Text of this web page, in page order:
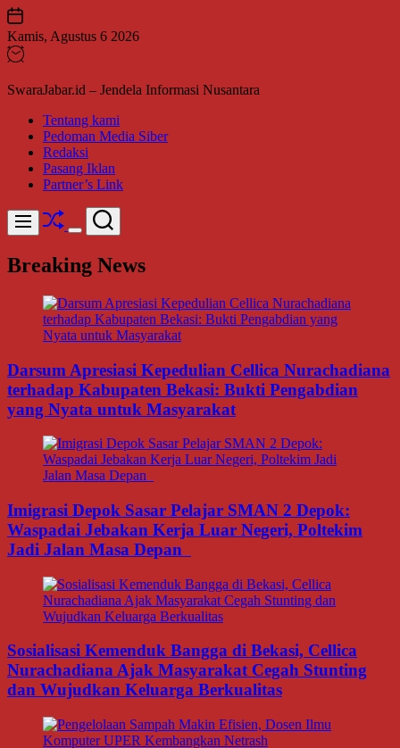
Skip
to
content
Kamis, Agustus 6 2026
SwaraJabar.id – Jendela Informasi Nusantara
Tentang kami
Pedoman Media Siber
Redaksi
Pasang Iklan
Partner’s Link
Menu Shuffle
Switch
mode
Search
Breaking News
Darsum Apresiasi Kepedulian Cellica Nurachadiana
terhadap Kabupaten Bekasi: Bukti Pengabdian
yang Nyata untuk Masyarakat
Imigrasi Depok Sasar Pelajar SMAN 2 Depok:
Waspadai Jebakan Kerja Luar Negeri, Poltekim
Jadi Jalan Masa Depan
Sosialisasi Kemenduk Bangga di Bekasi, Cellica
Nurachadiana Ajak Masyarakat Cegah Stunting
dan Wujudkan Keluarga Berkualitas